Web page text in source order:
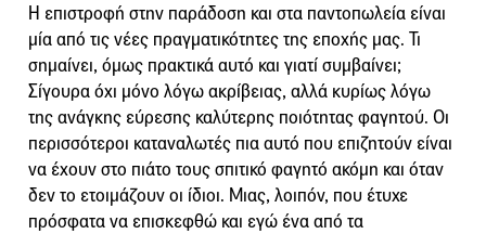
Η επιστροφή στην παράδοση και στα παντοπωλεία είναι
μία από τις νέες πραγματικότητες της εποχής μας. Τι
σημαίνει, όμως πρακτικά αυτό και γιατί συμβαίνει;
Σίγουρα όχι μόνο λόγω ακρίβειας, αλλά κυρίως λόγω
της ανάγκης εύρεσης καλύτερης ποιότητας φαγητού. Οι
περισσότεροι καταναλωτές πια αυτό που επιζητούν είναι
να έχουν στο πιάτο τους σπιτικό φαγητό ακόμη και όταν
δεν το ετοιμάζουν οι ίδιοι. Μιας, λοιπόν, που έτυχε
πρόσφατα να επισκεφθώ και εγώ ένα από τα